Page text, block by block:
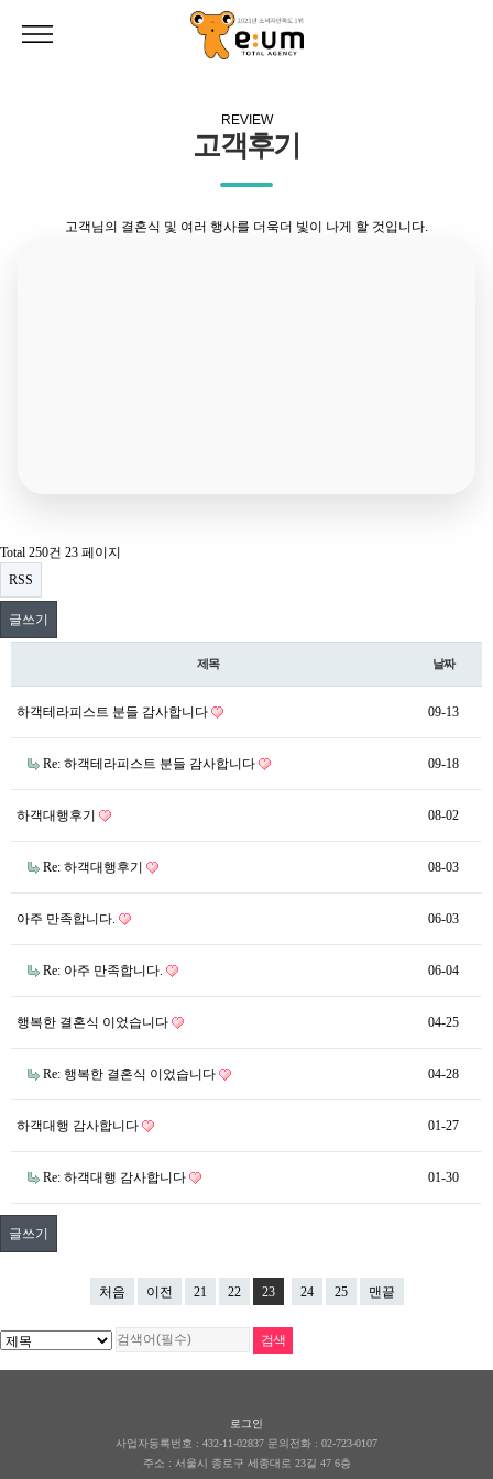
REVIEW
고객후기
고객님의 결혼식 및 여러 행사를 더욱더 빛이 나게 할 것입니다.
Total 250건 23 페이지
RSS
글쓰기
제목 날짜
하객테라피스트 분들 감사합니다 09-13
Re: 하객테라피스트 분들 감사합니다 09-18
하객대행후기 08-02
Re: 하객대행후기 08-03
아주 만족합니다. 06-03
Re: 아주 만족합니다. 06-04
행복한 결혼식 이었습니다 04-25
Re: 행복한 결혼식 이었습니다 04-28
하객대행 감사합니다 01-27
Re: 하객대행 감사합니다 01-30
글쓰기
처음 이전 21 22 23 24 25 맨끝
로그인
사업자등록번호 : 432-11-02837 문의전화 : 02-723-0107
주소 : 서울시 종로구 세종대로 23길 47 6층